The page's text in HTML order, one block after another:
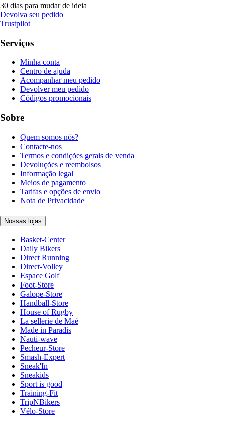
30 dias para mudar de ideia
Devolva seu pedido
Trustpilot
Serviços
Minha conta
Centro de ajuda
Acompanhar meu pedido
Devolver meu pedido
Códigos promocionais
Sobre
Quem somos nós?
Contacte-nos
Termos e condições gerais de venda
Devoluções e reembolsos
Informação legal
Meios de pagamento
Tarifas e opções de envio
Nota de Privacidade
Nossas lojas
Basket-Center
Daily Bikers
Direct Running
Direct-Volley
Espace Golf
Foot-Store
Galope-Store
Handball-Store
House of Rugby
La sellerie de Maé
Made in Paradis
Nauti-wave
Pecheur-Store
Smash-Expert
Sneak'In
Sneakids
Sport is good
Training-Fit
TripNBikers
Vélo-Store